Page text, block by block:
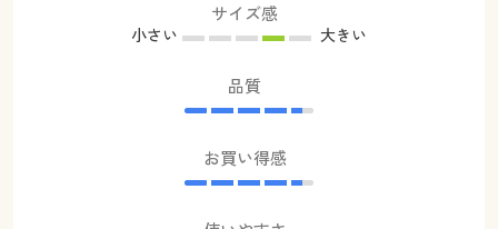
サイズ感
小さい 大きい
品質
お買い得感